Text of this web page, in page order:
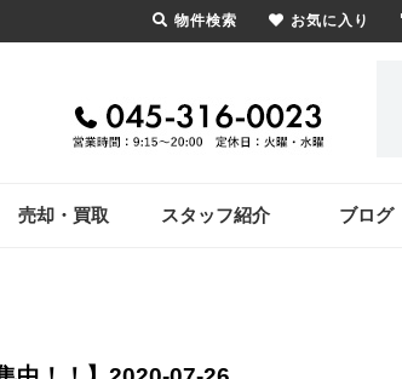
売却・買取 スタッフ紹介 ブログ
物件検索 お気に入り